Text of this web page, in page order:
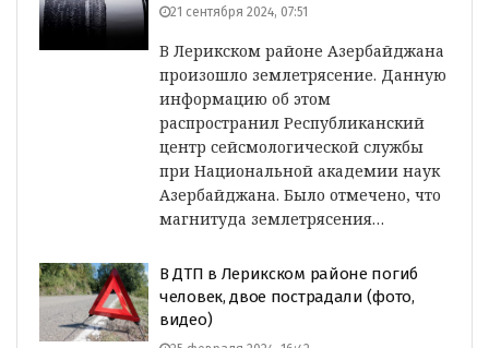
21 сентября 2024, 07:51
В Лерикском районе Азербайджана
произошло землетрясение. Данную
информацию об этом
распространил Республиканский
центр сейсмологической службы
при Национальной академии наук
Азербайджана. Было отмечено, что
магнитуда землетрясения…
В ДТП в Лерикском районе погиб
человек, двое пострадали (фото,
видео)